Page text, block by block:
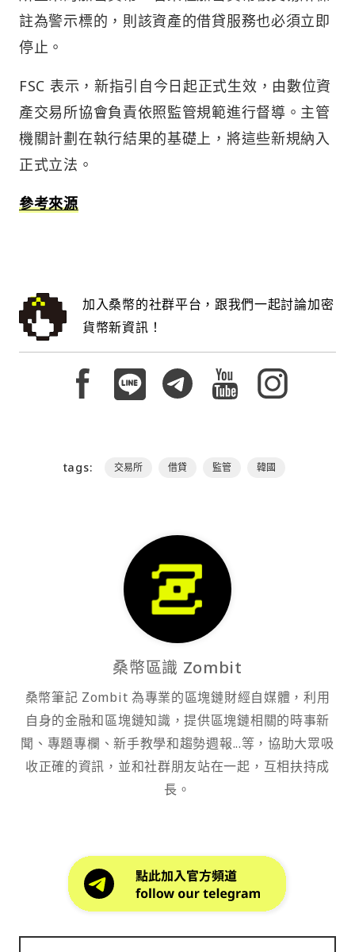
註為警示標的，則該資產的借貸服務也必須立即
停止。
FSC 表示，新指引自今日起正式生效，由數位資
產交易所協會負責依照監管規範進行督導。主管
機關計劃在執行結果的基礎上，將這些新規納入
正式立法。
參考來源
加入桑幣的社群平台，跟我們一起討論加密
貨幣新資訊！
tags: 交易所 借貸 監管 韓國
桑幣區識 Zombit
桑幣筆記 Zombit 為專業的區塊鏈財經自媒體，利用
自身的金融和區塊鏈知識，提供區塊鏈相關的時事新
聞、專題專欄、新手教學和趨勢週報...等，協助大眾吸
收正確的資訊，並和社群朋友站在一起，互相扶持成
長。